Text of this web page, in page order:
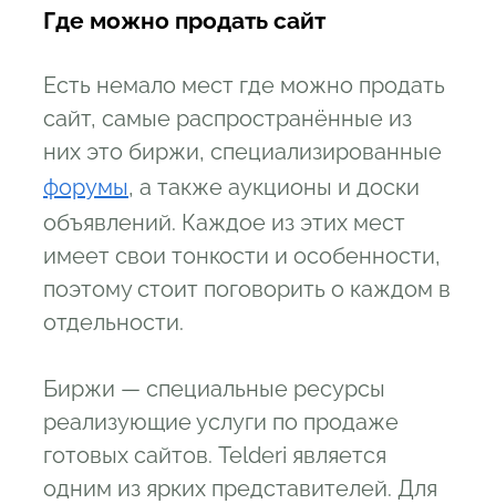
Где можно продать сайт
Есть немало мест где можно продать
сайт, самые распространённые из
них это биржи, специализированные
форумы, а также аукционы и доски
объявлений. Каждое из этих мест
имеет свои тонкости и особенности,
поэтому стоит поговорить о каждом в
отдельности.
Биржи — специальные ресурсы
реализующие услуги по продаже
готовых сайтов. Telderi является
одним из ярких представителей. Для